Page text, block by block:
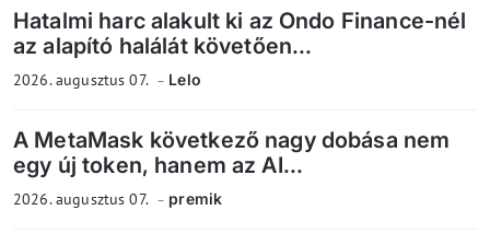
Hatalmi harc alakult ki az Ondo Finance-nél
az alapító halálát követően...
2026. augusztus 07. Lelo
A MetaMask következő nagy dobása nem
egy új token, hanem az AI...
2026. augusztus 07. premik